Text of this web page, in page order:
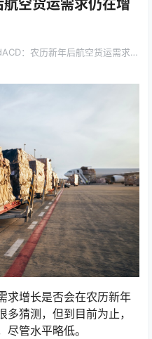
空货运需求仍在增
：农历新年后航空货运需求仍
求增长是否会在农历新年
猜测，但到目前为止，
管水平略低。